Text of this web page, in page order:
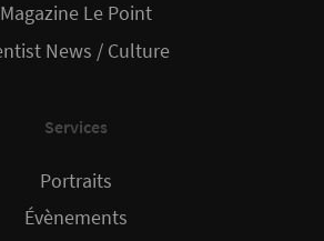
Magazine Le Point
News / Culture
Services
Portraits
Évènements